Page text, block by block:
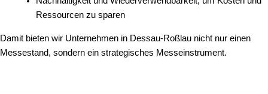
Ressourcen zu sparen
Damit bieten wir Unternehmen in Dessau-Roßlau nicht nur einen
Messestand, sondern ein strategisches Messeinstrument.